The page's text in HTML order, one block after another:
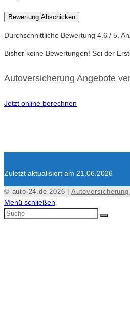
Bewertung Abschicken
Durchschnittliche Bewertung 4.6 / 5.
Bisher keine Bewertungen! Sei der
Autoversicherung Angebote
Jetzt online berechnen
Zuletzt aktualisiert am 21.06.2026
© auto-24.de 2026 |Autoversicherung
Menü schließen